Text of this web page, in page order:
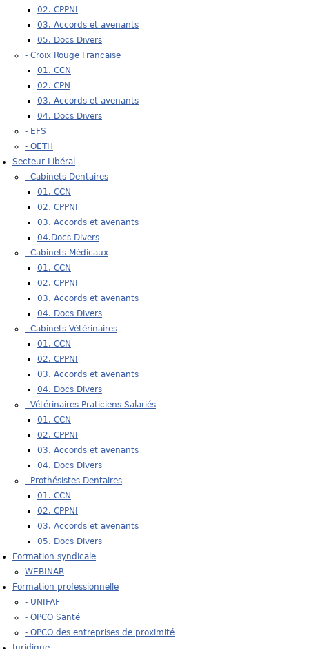
02. CPPNI
03. Accords et avenants
05. Docs Divers
- Croix Rouge Française
01. CCN
02. CPN
03. Accords et avenants
04. Docs Divers
- EFS
- OETH
Secteur Libéral
- Cabinets Dentaires
01. CCN
02. CPPNI
03. Accords et avenants
04.Docs Divers
- Cabinets Médicaux
01. CCN
02. CPPNI
03. Accords et avenants
04. Docs Divers
- Cabinets Vétérinaires
01. CCN
02. CPPNI
03. Accords et avenants
04. Docs Divers
- Vétérinaires Praticiens Salariés
01. CCN
02. CPPNI
03. Accords et avenants
04. Docs Divers
- Prothésistes Dentaires
01. CCN
02. CPPNI
03. Accords et avenants
05. Docs Divers
Formation syndicale
WEBINAR
Formation professionnelle
- UNIFAF
- OPCO Santé
- OPCO des entreprises de proximité